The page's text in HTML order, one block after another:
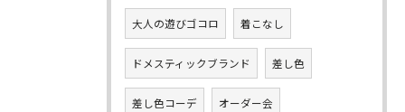
大人の遊びゴコロ 着こなし
ドメスティックブランド 差し色
差し色コーデ オーダー会